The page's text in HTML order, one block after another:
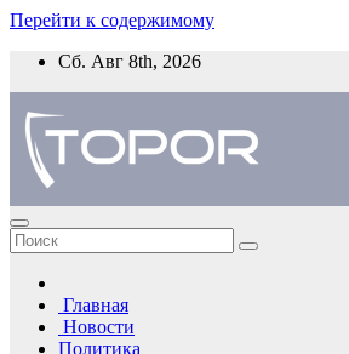
Перейти к содержимому
Сб. Авг 8th, 2026
Главная
Новости
Политика